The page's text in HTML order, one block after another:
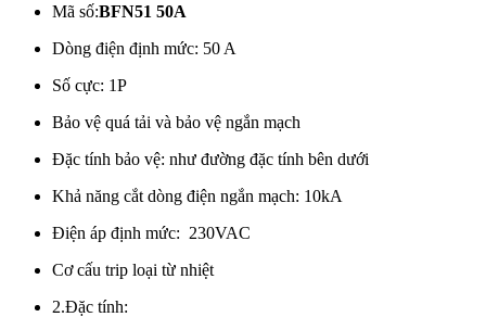
Mã số:BFN51 50A
Dòng điện định mức: 50 A
Số cực: 1P
Bảo vệ quá tải và bảo vệ ngắn mạch
Đặc tính bảo vệ: như đường đặc tính bên dưới
Khả năng cắt dòng điện ngắn mạch: 10kA
Điện áp định mức: 230VAC
Cơ cấu trip loại từ nhiệt
2.Đặc tính: